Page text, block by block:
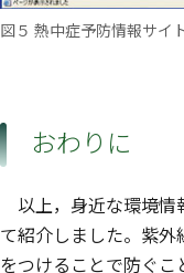
図５ 熱中症予防情報サイ
おわりに
以上，身近な環境情
て紹介しました。紫
をつけることで防ぐ